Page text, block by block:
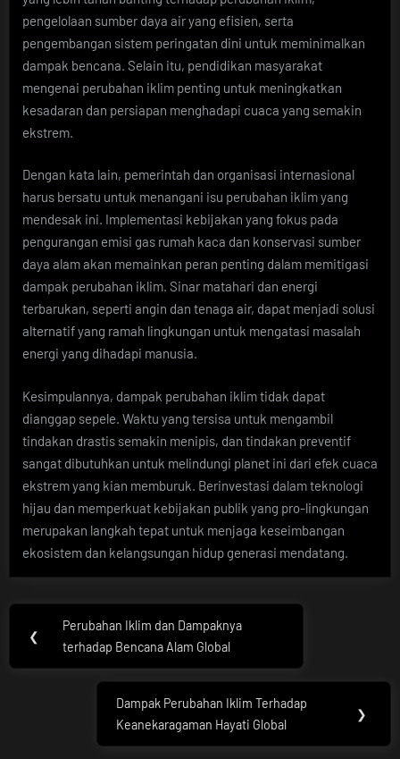
pengelolaan sumber daya air yang efisien, serta
pengembangan sistem peringatan dini untuk meminimalkan
dampak bencana. Selain itu, pendidikan masyarakat
mengenai perubahan iklim penting untuk meningkatkan
kesadaran dan persiapan menghadapi cuaca yang semakin
ekstrem.
Dengan kata lain, pemerintah dan organisasi internasional
harus bersatu untuk menangani isu perubahan iklim yang
mendesak ini. Implementasi kebijakan yang fokus pada
pengurangan emisi gas rumah kaca dan konservasi sumber
daya alam akan memainkan peran penting dalam memitigasi
dampak perubahan iklim. Sinar matahari dan energi
terbarukan, seperti angin dan tenaga air, dapat menjadi solusi
alternatif yang ramah lingkungan untuk mengatasi masalah
energi yang dihadapi manusia.
Kesimpulannya, dampak perubahan iklim tidak dapat
dianggap sepele. Waktu yang tersisa untuk mengambil
tindakan drastis semakin menipis, dan tindakan preventif
sangat dibutuhkan untuk melindungi planet ini dari efek cuaca
ekstrem yang kian memburuk. Berinvestasi dalam teknologi
hijau dan memperkuat kebijakan publik yang pro-lingkungan
merupakan langkah tepat untuk menjaga keseimbangan
ekosistem dan kelangsungan hidup generasi mendatang.
Post
navigation
❮
Previous
Post:
Perubahan Iklim dan Dampaknya
terhadap Bencana Alam Global
Next
Post:
Dampak Perubahan Iklim Terhadap
Keanekaragaman Hayati Global
❯